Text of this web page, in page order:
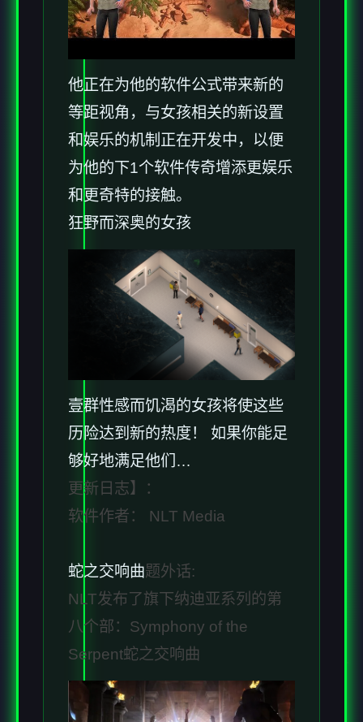
他正在为他的软件公式带来新的
等距视角，与女孩相关的新设置
和娱乐的机制正在开发中，以便
为他的下1个软件传奇增添更娱乐
和更奇特的接触。
狂野而深奥的女孩
壹群性感而饥渴的女孩将使这些
历险达到新的热度！ 如果你能足
够好地满足他们…
更新日志】：
软件作者： NLT Media
蛇之交响曲题外话:
NLT发布了旗下纳迪亚系列的第
八个部：Symphony of the
Serpent蛇之交响曲